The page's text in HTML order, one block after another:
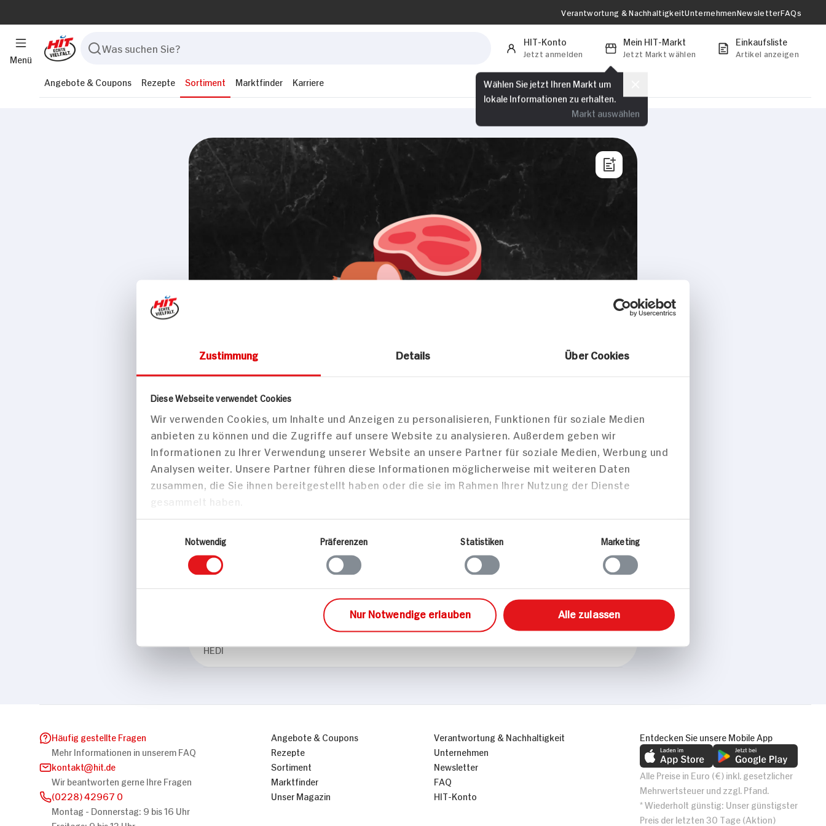
Zustimmung Details Über Cookies
Diese Webseite verwendet Cookies
Wir verwenden Cookies, um Inhalte und Anzeigen zu personalisieren, Funktionen für soziale Medien
anbieten zu können und die Zugriffe auf unsere Website zu analysieren. Außerdem geben wir
Informationen zu Ihrer Verwendung unserer Website an unsere Partner für soziale Medien, Werbung und
Analysen weiter. Unsere Partner führen diese Informationen möglicherweise mit weiteren Daten
zusammen, die Sie ihnen bereitgestellt haben oder die sie im Rahmen Ihrer Nutzung der Dienste
gesammelt haben.
Notwendig
Präferenzen Statistiken Marketing
Nur Notwendige erlauben Alle zulassen
Menü
Verantwortung & NachhaltigkeitUnternehmenNewsletterFAQs
HIT-Konto
Jetzt anmelden
Mein HIT-Markt
Jetzt Markt wählen
Wählen Sie jetzt Ihren Markt um
lokale Informationen zu erhalten.
Markt auswählen
Einkaufsliste
Artikel anzeigen
Angebote & Coupons Rezepte Sortiment Marktfinder Karriere
Fleisch, Wurst & Fisch
HEDI Vegane Art… Teewurst
Markt finden
Bitte wählen Sie einen Markt aus,
Glutenfrei Laktosefrei BIO HIT
HEDI
Häufig gestellte Fragen
Mehr Informationen in unserem FAQ
kontakt
hit.de
Wir beantworten gerne Ihre Fragen
(0228) 42967 0
Montag - Donnerstag: 9 bis 16 Uhr
Angebote & Coupons
Rezepte
Sortiment
Marktfinder
Unser Magazin
Verantwortung & Nachhaltigkeit
Unternehmen
Newsletter
FAQ
HIT-Konto
Entdecken Sie unsere Mobile App
Alle Preise in Euro (€) inkl. gesetzlicher
Mehrwertsteuer und zzgl. Pfand.
* Wiederholt günstig: Unser günstigster
Preis der letzten 30 Tage (Aktion)